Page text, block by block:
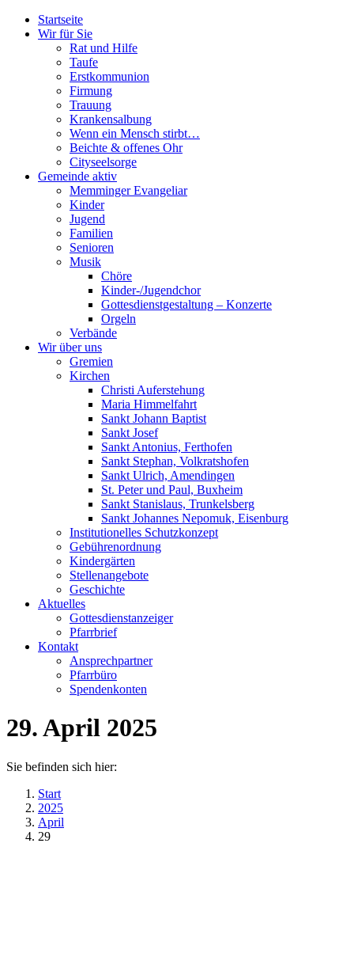
Startseite
Wir für Sie
Rat und Hilfe
Taufe
Erstkommunion
Firmung
Trauung
Krankensalbung
Wenn ein Mensch stirbt…
Beichte & offenes Ohr
Cityseelsorge
Gemeinde aktiv
Memminger Evangeliar
Kinder
Jugend
Familien
Senioren
Musik
Chöre
Kinder-/Jugendchor
Gottesdienstgestaltung – Konzerte
Orgeln
Verbände
Wir über uns
Gremien
Kirchen
Christi Auferstehung
Maria Himmelfahrt
Sankt Johann Baptist
Sankt Josef
Sankt Antonius, Ferthofen
Sankt Stephan, Volkratshofen
Sankt Ulrich, Amendingen
St. Peter und Paul, Buxheim
Sankt Stanislaus, Trunkelsberg
Sankt Johannes Nepomuk, Eisenburg
Institutionelles Schutzkonzept
Gebührenordnung
Kindergärten
Stellenangebote
Geschichte
Aktuelles
Gottesdienstanzeiger
Pfarrbrief
Kontakt
Ansprechpartner
Pfarrbüro
Spendenkonten
29. April 2025
Sie befinden sich hier:
Start
2025
April
29